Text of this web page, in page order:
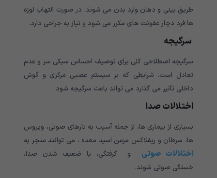
طریق بینی و دهان وارد بدن می شوند. در صورت التهاب لوزه
ها فرد دچار عفونت های مکرر می شود و نیاز به جراحی دارد.
سرگیجه
سرگیجه اصطلاحی کلی برای توصیف احساس سبکی سر و عدم
تعادل است. شرایطی که بر سیستم عصبی مرکزی و گوش
داخلی تأثیر می گذارد می تواند باعث سرگیجه شود.
اختلالات صدا
بسیاری از بیماری ها، از جمله آسیب به تارهای صوتی، ویروس
ها، سرطان و ریفلاکس مزمن اسید معده ، می توانند منجر به
اختلالات صوتی و گرفتگی، یا ضعیف شدن صدا،
خستگی صوتی شوند.